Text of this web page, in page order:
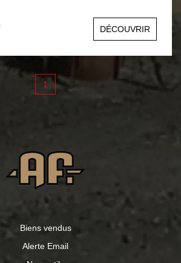
une salle d'eau, toilettes et
Eau chaude par cumulus électrique.
du locataire 450€ dont 100 €
de garantie : 490€
09/2026
DÉCOUVRIR
1
Biens vendus
Alerte Email